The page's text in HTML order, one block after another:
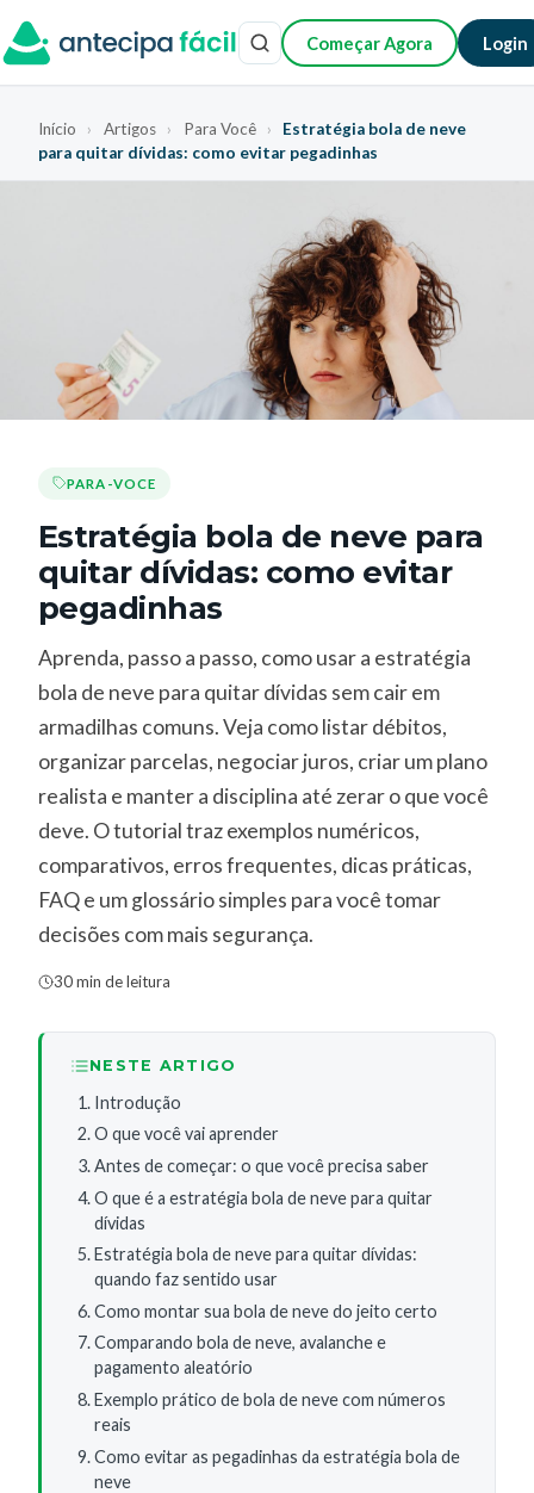
Começar Agora Login
Início › Artigos › Para Você ›
Estratégia bola de neve
para quitar dívidas: como evitar pegadinhas
PARA-VOCE
Estratégia bola de neve para
quitar dívidas: como evitar
pegadinhas
Aprenda, passo a passo, como usar a estratégia
bola de neve para quitar dívidas sem cair em
armadilhas comuns. Veja como listar débitos,
organizar parcelas, negociar juros, criar um plano
realista e manter a disciplina até zerar o que você
deve. O tutorial traz exemplos numéricos,
comparativos, erros frequentes, dicas práticas,
FAQ e um glossário simples para você tomar
decisões com mais segurança.
30 min de leitura
NESTE ARTIGO
Introdução
O que você vai aprender
Antes de começar: o que você precisa saber
O que é a estratégia bola de neve para quitar
dívidas
Estratégia bola de neve para quitar dívidas:
quando faz sentido usar
Como montar sua bola de neve do jeito certo
Comparando bola de neve, avalanche e
pagamento aleatório
Exemplo prático de bola de neve com números
reais
Como evitar as pegadinhas da estratégia bola de
neve